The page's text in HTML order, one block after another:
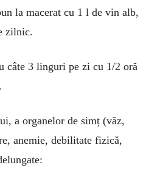
la ma­cerat cu 1 l de vin alb,
zil­nic.
câte 3 linguri pe zi cu 1/2 oră
a organelor de simț (văz,
anemie, debilitate fizică,